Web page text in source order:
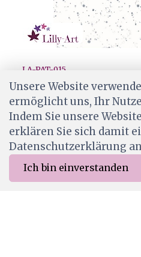
Merkliste
LA-PAT-015
Lilly-Art Designpapier
CHF 2.20
Ab Lager
Unsere Website
ermöglicht uns, Ihr
Indem Sie unsere
erklären Sie sich damit
Datenschutzerklärung
Ich bin einverstanden